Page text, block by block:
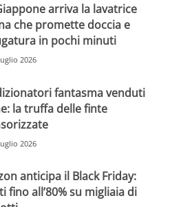
arriva la lavatrice
che promette doccia e
in pochi minuti
2026
fantasma venduti
la truffa delle finte
2026
anticipa il Black Friday:
fino all’80% su migliaia di